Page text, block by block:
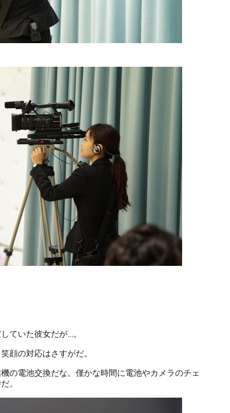
ていた彼女だが…。
顔の対応はさすがだ。
の電池交換だな。僅かな時間に電池やカメラのチェ
。